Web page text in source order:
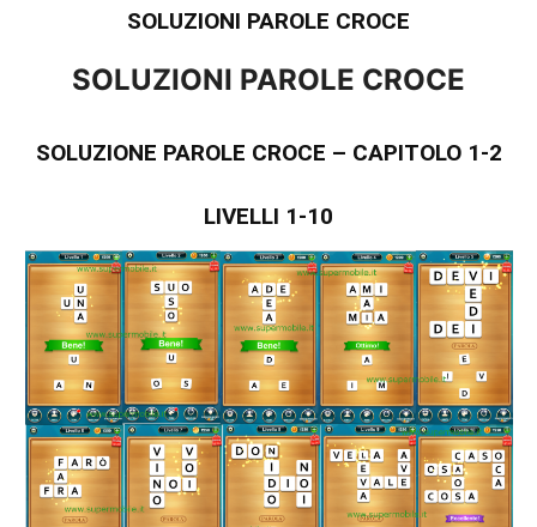
SOLUZIONI PAROLE CROCE
SOLUZIONI PAROLE CROCE
SOLUZIONE PAROLE CROCE – CAPITOLO 1-2
LIVELLI 1-10